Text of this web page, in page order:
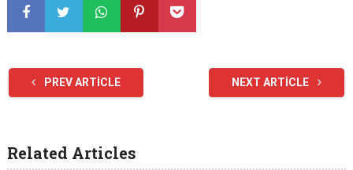
PREV ARTICLE NEXT ARTICLE
Related Articles